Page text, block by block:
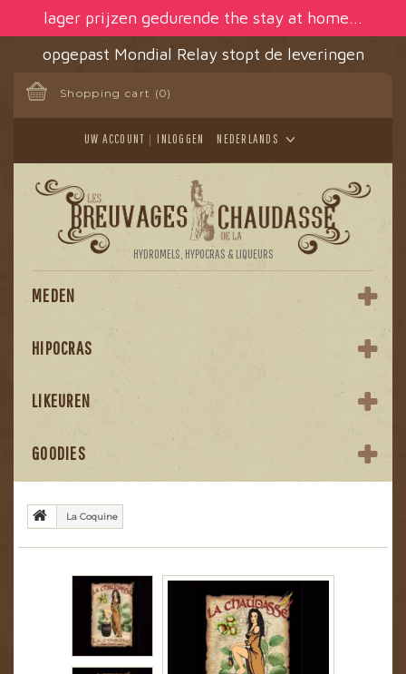
lager prijzen gedurende the stay at home...
opgepast Mondial Relay stopt de leveringen
Shopping cart (0)
NEDERLANDS
INLOGGEN
UW ACCOUNT
HYDROMELS, HYPOCRAS & LIQUEURS
MEDEN
HIPOCRAS
LIKEUREN
GOODIES
La Coquine
Cookies beheer paneel